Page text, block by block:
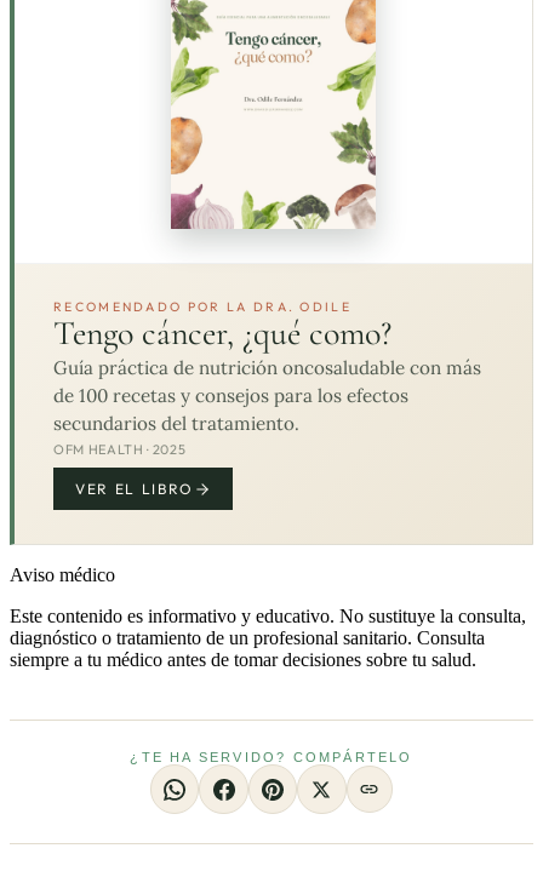
RECOMENDADO POR LA DRA. ODILE
Tengo cáncer, ¿qué como?
Guía práctica de nutrición oncosaludable con más
de 100 recetas y consejos para los efectos
secundarios del tratamiento.
OFM HEALTH · 2025
VER EL LIBRO
Aviso médico
Este contenido es informativo y educativo. No sustituye la consulta,
diagnóstico o tratamiento de un profesional sanitario. Consulta
siempre a tu médico antes de tomar decisiones sobre tu salud.
¿TE HA SERVIDO? COMPÁRTELO